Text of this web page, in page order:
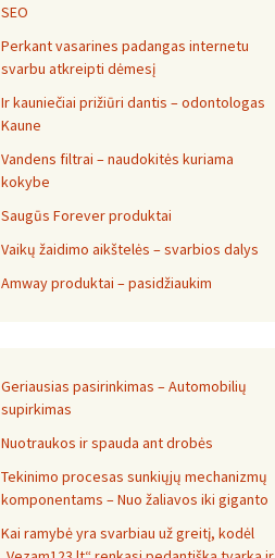
SEO
Perkant vasarines padangas internetu
svarbu atkreipti dėmesį
Ir kauniečiai prižiūri dantis – odontologas
Kaune
Vandens filtrai – naudokitės kuriama
kokybe
Saugūs Forever produktai
Vaikų žaidimo aikštelės – svarbios dalys
Amway produktai – pasidžiaukim
Geriausias pasirinkimas – Automobilių
supirkimas
Nuotraukos ir spauda ant drobės
Tekinimo procesas sunkiųjų mechanizmų
komponentams – Nuo žaliavos iki giganto
Kai ramybė yra svarbiau už greitį, kodėl